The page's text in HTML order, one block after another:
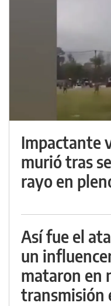
Impactante
murió tras
rayo en
Así fue el
un
mataron en
transmisión